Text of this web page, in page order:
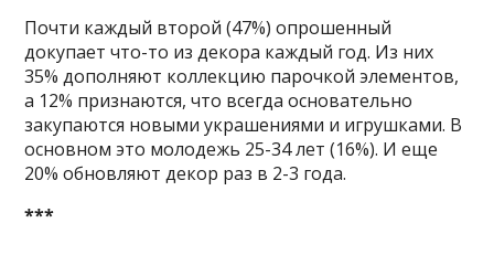
Почти каждый второй (47%) опрошенный
докупает что-то из декора каждый год. Из них
35% дополняют коллекцию парочкой элементов,
а 12% признаются, что всегда основательно
закупаются новыми украшениями и игрушками. В
основном это молодежь 25-34 лет (16%). И еще
20% обновляют декор раз в 2-3 года.
***